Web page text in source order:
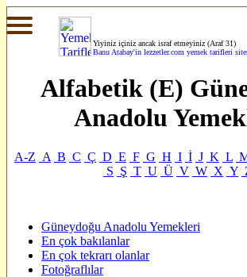
Yiyiniz içiniz ancak israf etmeyiniz (Araf 31)
Banu Atabay'in lezzetler.com yemek tarifleri
Alfabetik (E)
Anadolu
A-Z A B C Ç D E F G H I İ J K L
S Ş T U Ü V W X Y
Güneydoğu Anadolu Yemekleri
En çok bakılanlar
En çok tekrarı olanlar
Fotoğraflılar